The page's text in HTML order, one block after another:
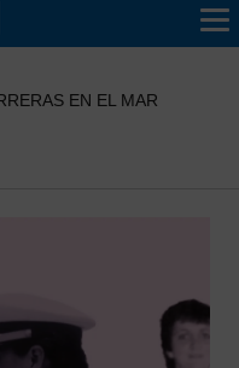
EN EL MAR